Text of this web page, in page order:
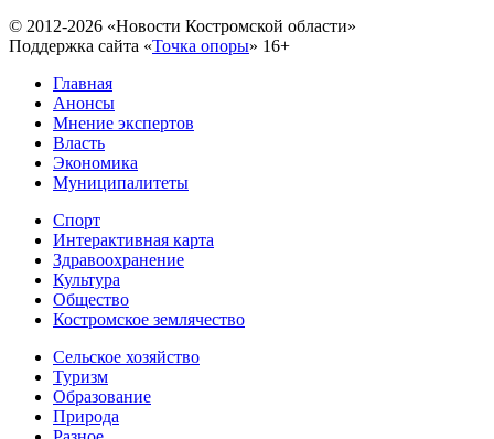
© 2012-2026 «Новости Костромской области»
Поддержка сайта «Точка опоры» 16+
Главная
Анонсы
Мнение экспертов
Власть
Экономика
Муниципалитеты
Спорт
Интерактивная карта
Здравоохранение
Культура
Общество
Костромское землячество
Сельское хозяйство
Туризм
Образование
Природа